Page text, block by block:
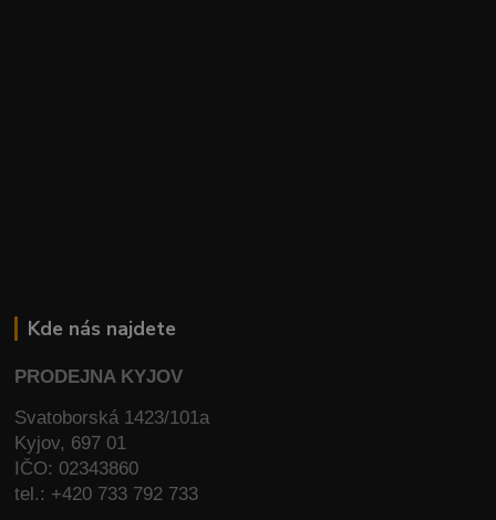
Kde nás najdete
PRODEJNA KYJOV
Svatoborská 1423/101a
Kyjov, 697 01
IČO: 02343860
tel.: +420 733 792 733